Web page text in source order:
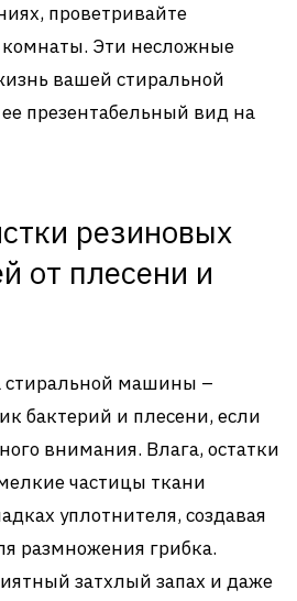
проветривайте
Эти несложные
вашей стиральной
презентабельный вид на
резиновых
от плесени и
стиральной машины –
бактерий и плесени, если
внимания. Влага, остатки
частицы ткани
уплотнителя, создавая
размножения грибка.
затхлый запах и даже